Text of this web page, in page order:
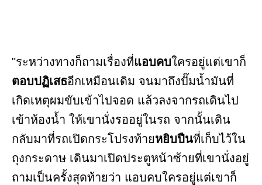
"ระหว่างทางก็ถามเรื่องที่แอบคบใครอยู่แต่เขาก็
ตอบปฏิเสธอีกเหมือนเดิม จนมาถึงปั๊มน้ำมันที่
เกิดเหตุผมขับเข้าไปจอด แล้วลงจากรถเดินไป
เข้าห้องน้ำ ให้เขานั่งรออยู่ในรถ จากนั้นเดิน
กลับมาที่รถเปิดกระโปรงท้ายหยิบปืนที่เก็บไว้ใน
ถุงกระดาษ เดินมาเปิดประตูหน้าซ้ายที่เขานั่งอยู่
ถามเป็นครั้งสุดท้ายว่า แอบคบใครอยู่แต่เขาก็